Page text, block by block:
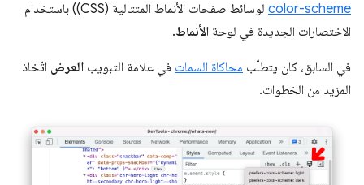
color-scheme
لوسائط صفحات الأنماط المتتالية (CSS)) باستخدام
الاختصارات الجديدة في لوحة الأنماط.
في السابق، كان يتطلّب محاكاة السمات في علامة التبويب العرض اتّخاذ
المزيد من الخطوات.